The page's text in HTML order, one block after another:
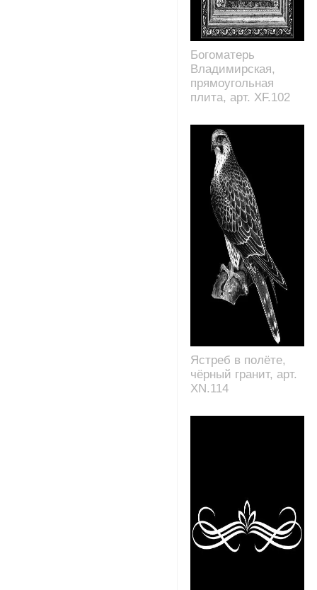
Богоматерь
Владимирская,
прямоугольная
плита, арт. XF.102
Ястреб в полёте,
чёрный гранит, арт.
XN.114